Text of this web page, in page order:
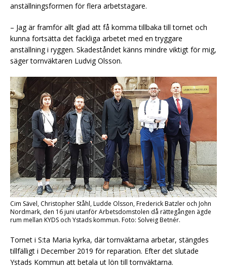
anställningsformen för flera arbetstagare.
– Jag är framför allt glad att få komma tillbaka till tornet och
kunna fortsätta det fackliga arbetet med en tryggare
anställning i ryggen. Skadeståndet känns mindre viktigt för mig,
säger tornväktaren Ludvig Olsson.
Cim Sävel, Christopher Ståhl, Ludde Olsson, Frederick Batzler och John
Nordmark, den 16 juni utanför Arbetsdomstolen då rättegången ägde
rum mellan KYDS och Ystads kommun. Foto: Solveig Betnér.
Tornet i S:ta Maria kyrka, där tornväktarna arbetar, stängdes
tillfälligt i December 2019 för reparation. Efter det slutade
Ystads Kommun att betala ut lön till tornväktarna.